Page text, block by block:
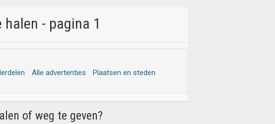
halen - pagina 1
Alle advertenties
Plaatsen en steden
of weg te geven?